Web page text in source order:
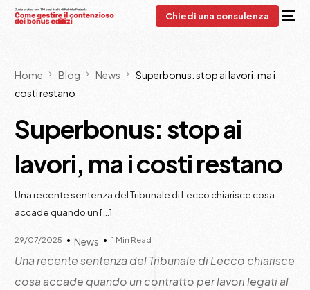
Chiedi una consulenza
Home Blog News
Superbonus: stop ai lavori, ma i
costi restano
Superbonus: stop ai
lavori, ma i costi restano
Una recente sentenza del Tribunale di Lecco chiarisce cosa
accade quando un […]
29/07/2025 News 1 Min Read
Una recente sentenza del Tribunale di Lecco chiarisce
cosa accade quando un contratto per lavori legati al